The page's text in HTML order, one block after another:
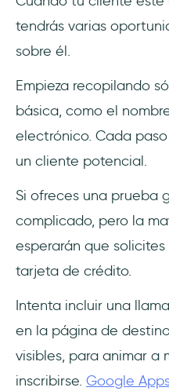
tendrás varias
sobre él.
Empieza recopilando
básica, como el
electrónico. Cada
un cliente potencial.
Si ofreces una prueba
complicado, pero la
esperarán que
tarjeta de crédito.
Intenta incluir una
en la página de
visibles, para animar a
inscribirse. Google